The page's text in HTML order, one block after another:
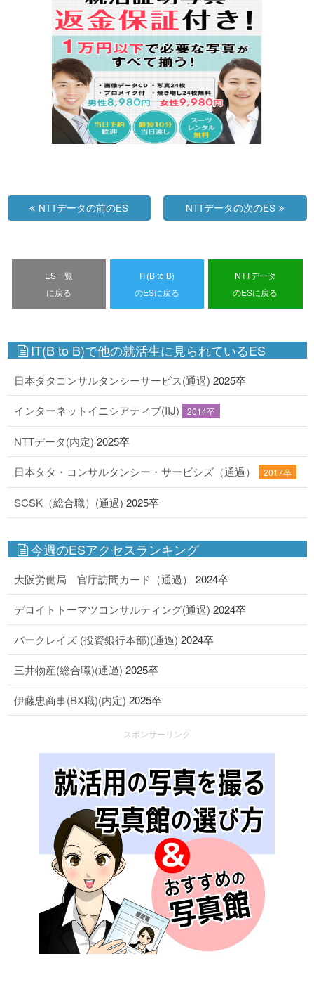
NTTデータの前のES NTTデータの次のES
ES一覧
に戻る
IT(B to B)
のESに戻る
NTTデータ
のESに戻る
IT(B to B)で他の就活生に見られているES
日本タタコンサルタンシーサービス(通過) 2025卒
インターネットイニシアティブ(IIJ) 2014卒
NTTデータ(内定) 2025卒
日本タタ・コンサルタンシー・サービシズ（通過） 2017卒
SCSK（総合職）(通過) 2025卒
今週のESアクセスランキング
大阪労働局 官庁訪問カード（通過） 2024卒
デロイトトーマツコンサルティング(通過) 2024卒
バークレイズ (投資銀行本部)(通過) 2024卒
三井物産(総合職)(通過) 2025卒
伊藤忠商事(BX職)(内定) 2025卒
スポンサーリンク